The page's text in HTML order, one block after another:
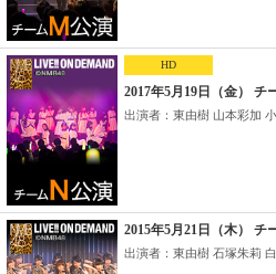
HD
2017年5月19日（金） チ
出演者：東由樹 山本彩加 小
2015年5月21日（木） チ
出演者：東由樹 石塚朱莉 白